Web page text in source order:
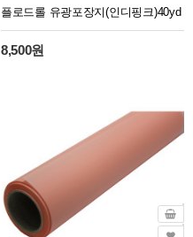
플로드롤 유광포장지(인디핑크)40yd
8,500원